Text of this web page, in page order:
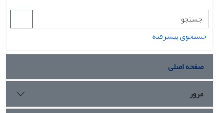
جستجوی پیشرفته
صفحه اصلی
مرور